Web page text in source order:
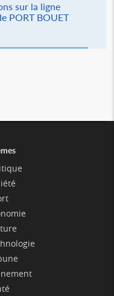
sur la ligne
PORT BOUET